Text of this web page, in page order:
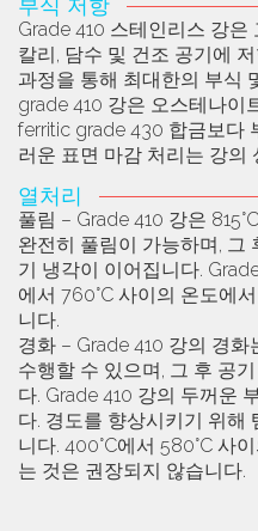
부식 저항
Grade 410 스테인리스 강은
칼리, 담수 및 건조 공기에
과정을 통해 최대한의 부식
grade 410 강은 오스테나이
ferritic grade 430 합금보다
러운 표면 마감 처리는 강의
열처리
풀림 – Grade 410 강은
완전히 풀림이 가능하며, 그
기 냉각이 이어집니다.
에서 760°C 사이의 온도에
니다.
경화 – Grade 410 강의 경화
수행할 수 있으며, 그 후 공
다. Grade 410 강의 두꺼운
다. 경도를 향상시키기 위해
니다. 400°C에서 580°C 사
는 것은 권장되지 않습니다.